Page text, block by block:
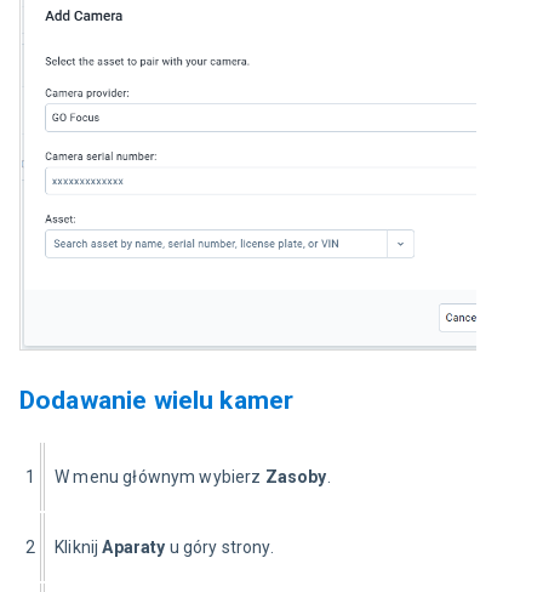
Dodawanie wielu kamer
1 W menu głównym wybierz Zasoby.
2 Kliknij Aparaty u góry strony.